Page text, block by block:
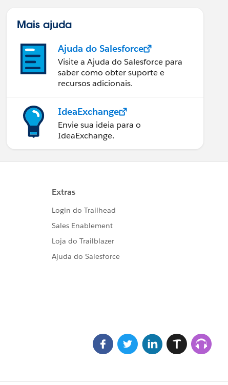
Mais ajuda
Ajuda do Salesforce
Visite a Ajuda do Salesforce para
saber como obter suporte e
recursos adicionais.
IdeaExchange
Envie sua ideia para o
IdeaExchange.